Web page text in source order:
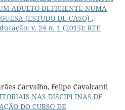
ADULTO DEFICIENTE NUMA
(ESTUDO DE CASO) ,
v. 24 n. 1 (2015): RTE
Carvalho, Felipe Cavalcanti
NAS DISCIPLINAS DE
DO CURSO DE